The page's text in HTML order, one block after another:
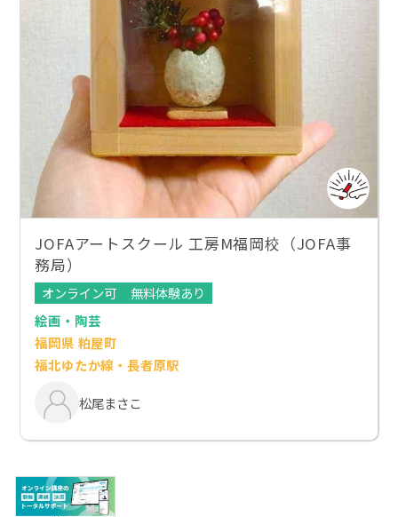
JOFAアートスクール 工房M福岡校（JOFA事
務局）
オンライン可
無料体験あり
絵画・陶芸
福岡県 粕屋町
福北ゆたか線・長者原駅
松尾まさこ